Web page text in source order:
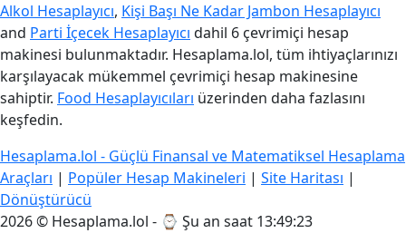
Alkol Hesaplayıcı, Kişi Başı Ne Kadar Jambon Hesaplayıcı
and Parti İçecek Hesaplayıcı dahil 6 çevrimiçi hesap
makinesi bulunmaktadır. Hesaplama.lol, tüm ihtiyaçlarınızı
karşılayacak mükemmel çevrimiçi hesap makinesine
sahiptir. Food Hesaplayıcıları üzerinden daha fazlasını
keşfedin.
Hesaplama.lol - Güçlü Finansal ve Matematiksel Hesaplama
Araçları | Popüler Hesap Makineleri | Site Haritası |
Dönüştürücü
2026 © Hesaplama.lol - ⌚ Şu an saat 13:49:24